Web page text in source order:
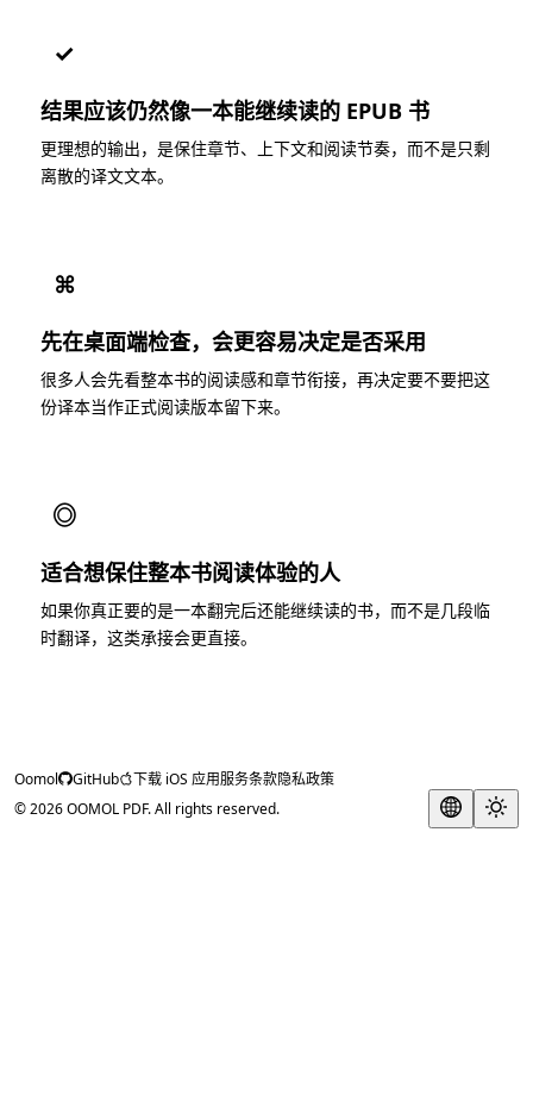
✓
结果应该仍然像一本能继续读的 EPUB 书
更理想的输出，是保住章节、上下文和阅读节奏，而不是只剩
离散的译文文本。
⌘
先在桌面端检查，会更容易决定是否采用
很多人会先看整本书的阅读感和章节衔接，再决定要不要把这
份译本当作正式阅读版本留下来。
◎
适合想保住整本书阅读体验的人
如果你真正要的是一本翻完后还能继续读的书，而不是几段临
时翻译，这类承接会更直接。
Oomol GitHub 下载 iOS 应用服务条款隐私政策
© 2026 OOMOL PDF. All rights reserved.